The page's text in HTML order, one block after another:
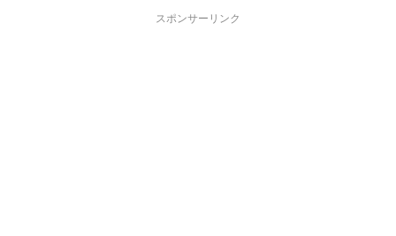
スポンサーリンク